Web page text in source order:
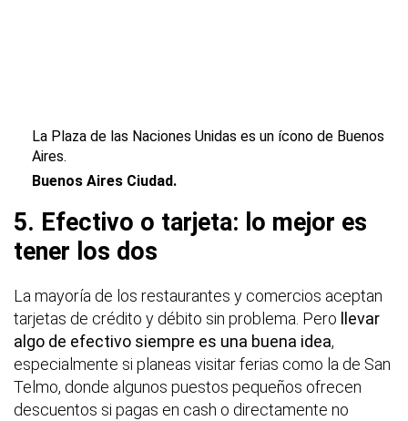
La Plaza de las Naciones Unidas es un ícono de Buenos
Aires.
Buenos Aires Ciudad.
5. Efectivo o tarjeta: lo mejor es
tener los dos
La mayoría de los restaurantes y comercios aceptan
tarjetas de crédito y débito sin problema. Pero
llevar
algo de efectivo siempre es una buena idea,
especialmente si planeas visitar ferias como la de San
Telmo, donde algunos puestos pequeños ofrecen
descuentos si pagas en cash o directamente no